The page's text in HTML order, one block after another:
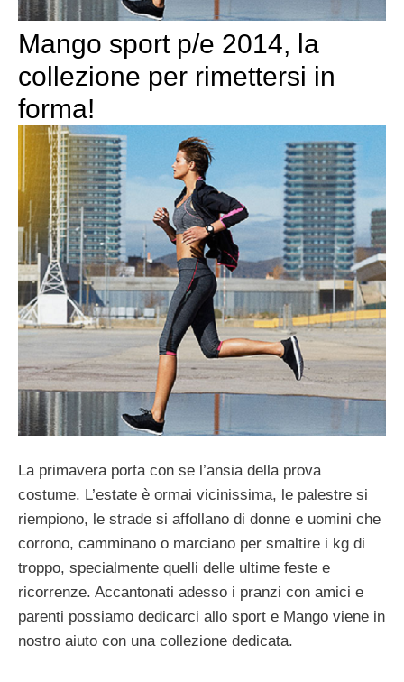
Mango sport p/e 2014, la
collezione per rimettersi in
forma!
La primavera porta con se l’ansia della prova
costume. L’estate è ormai vicinissima, le palestre si
riempiono, le strade si affollano di donne e uomini che
corrono, camminano o marciano per smaltire i kg di
troppo, specialmente quelli delle ultime feste e
ricorrenze. Accantonati adesso i pranzi con amici e
parenti possiamo dedicarci allo sport e Mango viene in
nostro aiuto con una collezione dedicata.